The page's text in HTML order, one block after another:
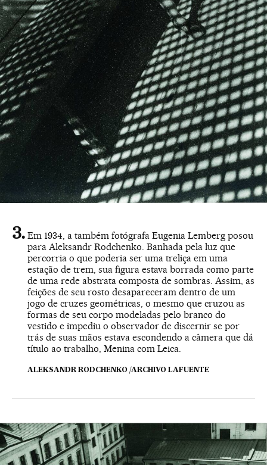
Em 1934, a também fotógrafa Eugenia Lemberg posou
para Aleksandr Rodchenko. Banhada pela luz que
percorria o que poderia ser uma treliça em uma
estação de trem, sua figura estava borrada como parte
de uma rede abstrata composta de sombras. Assim, as
feições de seu rosto desapareceram dentro de um
jogo de cruzes geométricas, o mesmo que cruzou as
formas de seu corpo modeladas pelo branco do
vestido e impediu o observador de discernir se por
trás de suas mãos estava escondendo a câmera que dá
título ao trabalho, Menina com Leica.
ALEKSANDR RODCHENKO /ARCHIVO LAFUENTE